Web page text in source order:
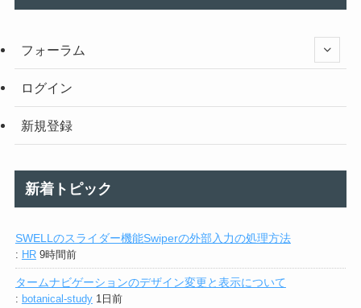
フォーラム
ログイン
新規登録
新着トピック
SWELLのスライダー機能Swiperの外部入力の処理方法
: HR 9時間前
タームナビゲーションのデザイン変更と表示について
: botanical-study 1日前